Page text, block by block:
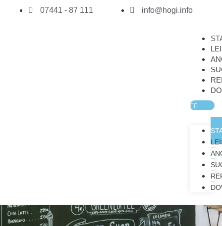
07441 - 87 111 info@hogi.info
HoGi